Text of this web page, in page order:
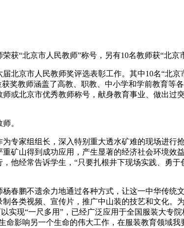
“北京市人民教师”称号，另有10名教师获“北京
北京市人民教师奖评选表彰工作。其中10名“北
奖教师涵盖了高教、职教、中小学和学前教育等
或北京市优秀教师称号，献身教育事业、做出过
。
专家组组长，深入特别重大透水矿难的现场进行
矿山得到成功应用，产生显著的经济社会环境效
他经常告诉学生，“只要扎根井下现场实践、勇
春鹏不遗余力地通过各种方式，让这一中华传统
各类视频、宣传片，推广中山装的技艺和文化。
实现“一尺多用”，已经广泛应用于全国服装大专
影响另一个生命的伟大工作，在服装教育领域